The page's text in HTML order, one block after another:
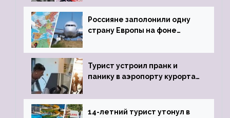
Россияне заполонили одну
страну Европы на фоне
виз
Турист устроил пранк и
панику в аэропорту курорта,
задержке рейса
14-летний турист утонул в